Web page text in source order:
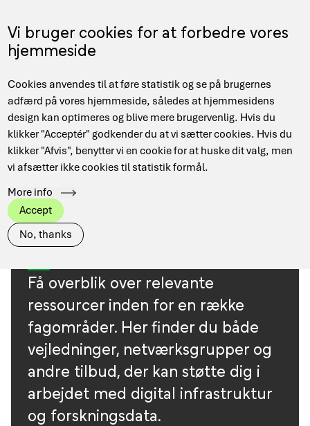
Vi bruger cookies for at forbedre vores
hjemmeside
Cookies anvendes til at føre statistik og se på brugernes
adfærd på vores hjemmeside, således at hjemmesidens
design kan optimeres og blive mere brugervenlig. Hvis du
klikker "Acceptér" godkender du at vi sætter cookies. Hvis du
klikker "Afvis", benytter vi en cookie for at huske dit valg, men
vi afsætter ikke cookies til statistik formål.
More info
Accept
No, thanks
to
main
content
DA
Main
navigation
Breadcrumb
Hjem Resources
TAGS
View all
DeiC Corporate
Danish Research Network
Data Management
HPC
Quantum
Få overblik over relevante
ressourcer inden for en række
fagområder. Her finder du både
vejledninger, netværksgrupper og
andre tilbud, der kan støtte dig i
arbejdet med digital infrastruktur
og forskningsdata.